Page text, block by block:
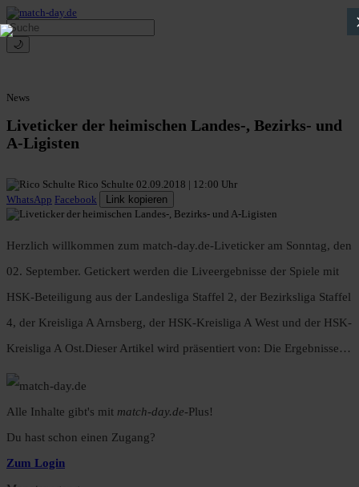
🌙
News
Liveticker der heimischen Landes-, Bezirks- und
A-Ligisten
Rico Schulte 02.09.2018 | 12:00 Uhr
WhatsApp Facebook Link kopieren
Herzlich willkommen zum match-day.de-Liveticker am Sonntag, den
02. September. Getickert werden die Liveergebnisse der Spiele mit
HSK-Beteiligung aus der Landesliga Staffel 2, der Bezirksliga Staffel
4, der Kreisliga A Arnsberg, der HSK-Kreisliga A West und der HSK-
Kreisliga A Ost.Dieser Artikel wird präsentiert von: Die Ergebnisse…
Alle Inhalte gibt's mit match-day.de-Plus!
Du hast schon einen Zugang?
Zum Login